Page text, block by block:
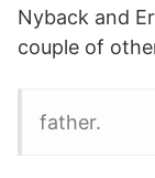
Nyback and
couple of
father.